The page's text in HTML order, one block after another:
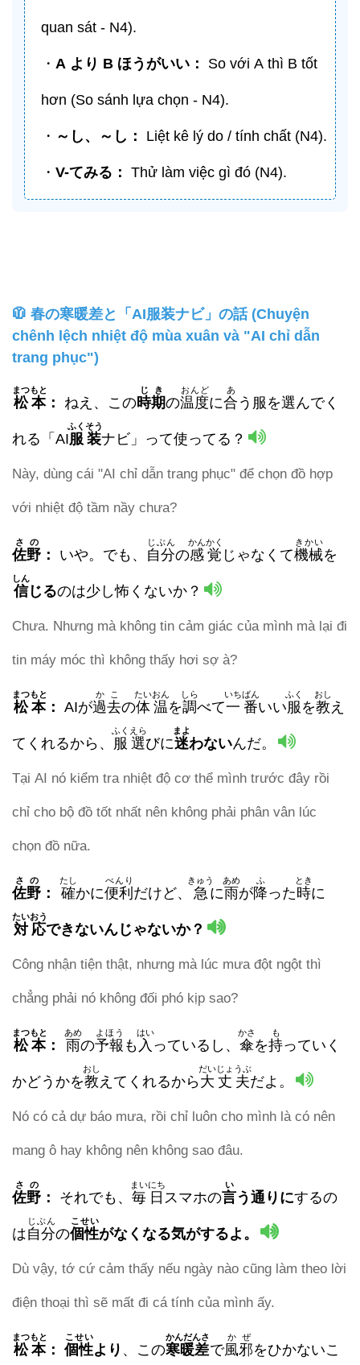
quan sát - N4).
・ A より B ほうがいい ： So với A thì B tốt
hơn (So sánh lựa chọn - N4).
・ ～し、～し： Liệt kê lý do / tính chất (N4).
・ V-てみる ： Thử làm việc gì đó (N4).
🧥 春の寒暖差と「AI服装ナビ」の話 (Chuyện
chênh lệch nhiệt độ mùa xuân và "AI chỉ dẫn
trang phục")
松本
まつもと
： ねえ、この時期
じき
の温度
おんど
に合
あ
う服を選んでく
れる「AI服装
ふくそう
ナビ」って使ってる？
Này, dùng cái "AI chỉ dẫn trang phục" để chọn đồ hợp
với nhiệt độ tầm nầy chưa?
佐野
さの
： いや。でも、 自分
じぶん
の感覚
かんかく
じゃなくて機械
きかい
を
信
しん
じるのは少し怖くないか？
Chưa. Nhưng mà không tin cảm giác của mình mà lại đi
tin máy móc thì không thấy hơi sợ à?
松本
まつもと
： AIが過去
かこ
の体温
たいおん
を調
しら
べて一番
いちばん
いい服
ふく
を教
おし
え
てくれるから、 服選
ふくえら
びに迷
まよ
わないんだ。
Tại AI nó kiểm tra nhiệt độ cơ thể mình trước đây rồi
chỉ cho bộ đồ tốt nhất nên không phải phân vân lúc
chọn đồ nữa.
佐野
さの
： 確
たし
かに便利
べんり
だけど、 急
きゅう
に雨
あめ
が降
ふ
った時
とき
に
対応
たいおう
できないんじゃないか？
Công nhận tiện thật, nhưng mà lúc mưa đột ngột thì
chẳng phải nó không đối phó kịp sao?
松本
まつもと
： 雨
あめ
の予報
よほう
も 入
はい
っているし、 傘
かさ
を持
も
っていく
かどうかを教
おし
えてくれるから大丈夫
だいじょうぶ
だよ。
Nó có cả dự báo mưa, rồi chỉ luôn cho mình là có nên
mang ô hay không nên không sao đâu.
佐野
さの
： それでも、 毎日
まいにち
スマホの言
い
う通りにするの
は自分
じぶん
の個性
こせい
がなくなる気がするよ。
Dù vậy, tớ cứ cảm thấy nếu ngày nào cũng làm theo lời
điện thoại thì sẽ mất đi cá tính của mình ấy.
松本
まつもと
： 個性
こせい
より 、この寒暖差
かんだんさ
で風邪
かぜ
をひかないこ